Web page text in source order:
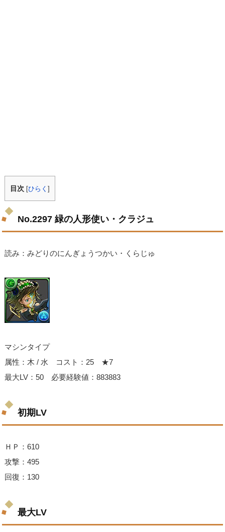
目次 [ひらく]
No.2297 緑の人形使い・クラジュ
読み：みどりのにんぎょうつかい・くらじゅ
マシンタイプ
属性：木 / 水 コスト：25 ★7
最大LV：50 必要経験値：883883
初期LV
ＨＰ：610
攻撃：495
回復：130
最大LV